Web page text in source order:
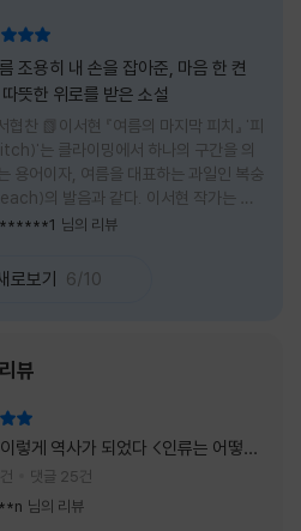
조용히 내 손을 잡아준, 마음 한 켠
뜻한 위로를 받은 소설
협찬 📗이서현 『여름의 마지막 피치』 '피
는 클라이밍에서 하나의 구간을 의
용어이자, 여름을 대표하는 과일인 복숭
의 발음과 같다. 이서현 작가는 이
인 제목 안에 소설이 전하고 싶은 메시지
달콤하고 찬란한 계절인 여름. 하지만
도 끝이 있다. 그리고 클라이밍의 피치
는 끝나가는 여름의 아쉬움과 새로운 계
는 제목이었다. 소설은 각자의 '여름'을
린 다섯 인물들의 이야기를 담고 있다.
에게 이별을 통보받고 외모를 향한 악성
인해 카메라 앞에 설 수 없게 된 요리 유
님의 리뷰
로보기 6/10
뷰
역사가 되었다 <인류는 어떻게
었나>
댓글 25건
님의 리뷰